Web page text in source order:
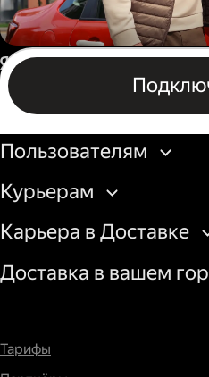
Автокурьер
Бизнесу
Пользователям
Курьерам
Карьера в Доставке
Доставка в вашем
Тарифы